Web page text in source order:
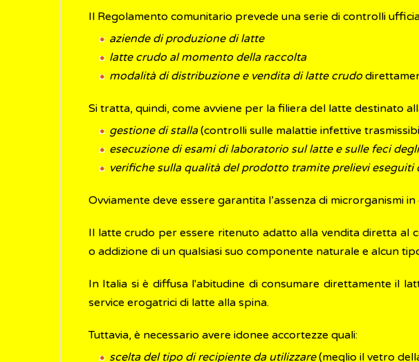
Il Regolamento comunitario prevede una serie di controlli
aziende di produzione di latte
latte crudo al momento della raccolta
modalità di distribuzione e vendita di latte crudo
Si tratta, quindi, come avviene per la filiera del latte destinato
gestione di stalla(controlli sulle malattie infettive
esecuzione di esami di laboratorio sul latte e sulle feci
verifiche sulla qualità del prodotto tramite prelievi
Ovviamente deve essere garantita l’assenza di microrganismi
Il latte crudo per essere ritenuto adatto alla vendita diretta al
o addizione di un qualsiasi suo componente naturale e alcun
In Italia si è diffusa l'abitudine di consumare direttamente il
service erogatrici di latte alla spina.
Tuttavia, è necessario avere idonee accortezze quali:
scelta del tipo di recipiente da utilizzare(meglio il vetro